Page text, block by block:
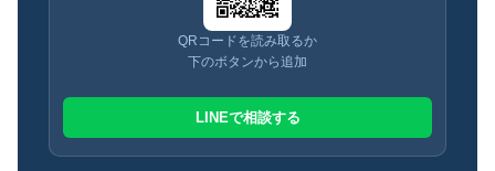
QRコードを読み取るか
下のボタンから追加
LINEで相談する